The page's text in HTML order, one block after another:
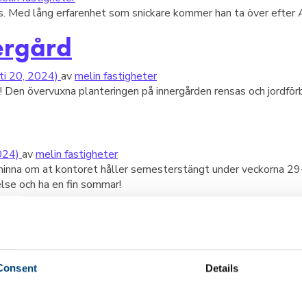
Details
Med lång erfarenhet som snickare kommer han ta över efter
20, 2024) avmelin fastigheter
övervuxna planteringen på innergården rensas och
avmelin fastigheter
om at kontoret håller semesterstängt under veckorna
och ha en fin sommar!
så även solen. Under veckan har vi följande